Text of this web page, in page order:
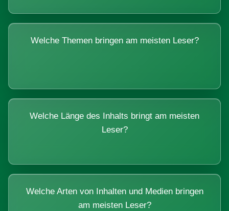
Welche Themen bringen am meisten Leser?
Welche Länge des Inhalts bringt am meisten
Leser?
Welche Arten von Inhalten und Medien bringen
am meisten Leser?